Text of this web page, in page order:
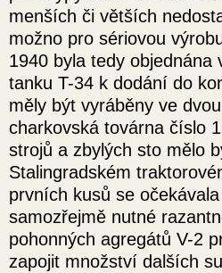
menších či větších
možno pro sériovou
1940 byla tedy objednána
tanku T-34 k dodání do
měly být vyráběny ve
charkovská továrna číslo
strojů a zbylých sto mělo
Stalingradském
prvních kusů se
samozřejmě nutné
pohonných agregátů V-2
zapojit množství dalších